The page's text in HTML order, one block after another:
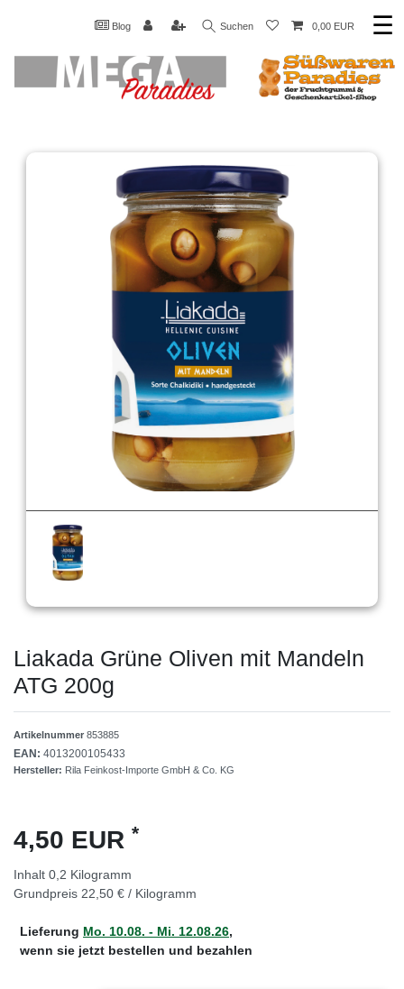
Blog Suchen 0,00 EUR ☰
Liakada Grüne Oliven mit Mandeln
ATG 200g
Artikelnummer 853885
EAN: 4013200105433
Hersteller: Rila Feinkost-Importe GmbH & Co. KG
4,50 EUR *
Inhalt 0,2 Kilogramm
Grundpreis 22,50 € / Kilogramm
Lieferung Mo. 10.08. - Mi. 12.08.26,
wenn sie jetzt bestellen und bezahlen